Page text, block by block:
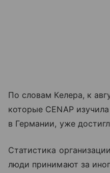
По словам Келера, к
которые CENAP
в Германии, уже
Статистика
люди принимают за